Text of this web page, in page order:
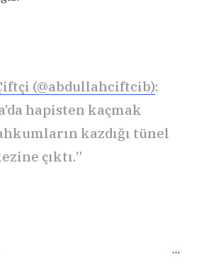
(@abdullahciftcib):
hapisten kaçmak
kazdığı tünel
çıktı.”